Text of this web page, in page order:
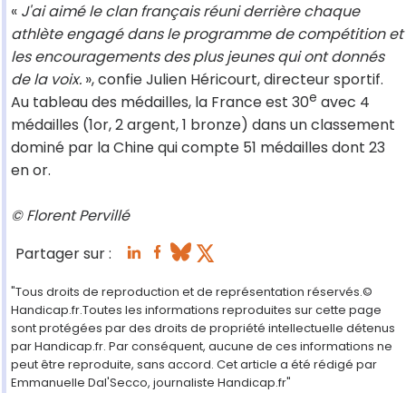
« J'ai aimé le clan français réuni derrière chaque
athlète engagé dans le programme de compétition et
les encouragements des plus jeunes qui ont donnés
de la voix. », confie Julien Héricourt, directeur sportif.
Au tableau des médailles, la France est 30e avec 4
médailles (1or, 2 argent, 1 bronze) dans un classement
dominé par la Chine qui compte 51 médailles dont 23
en or.
© Florent Pervillé
Partager sur :
"Tous droits de reproduction et de représentation réservés.©
Handicap.fr.Toutes les informations reproduites sur cette page
sont protégées par des droits de propriété intellectuelle détenus
par Handicap.fr. Par conséquent, aucune de ces informations ne
peut être reproduite, sans accord. Cet article a été rédigé par
Emmanuelle Dal'Secco, journaliste Handicap.fr"